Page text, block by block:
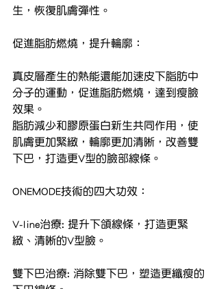
生，恢復肌膚彈性。
促進脂肪燃燒，提升輪廓：
真皮層產生的熱能還能加速皮下脂肪中
分子的運動，促進脂肪燃燒，達到瘦臉
效果。
脂肪減少和膠原蛋白新生共同作用，使
肌膚更加緊緻，輪廓更加清晰，改善雙
下巴，打造更V型的臉部線條。
ONEMODE技術的四大功效：
V-line治療: 提升下頜線條，打造更緊
緻、清晰的V型臉。
雙下巴治療: 消除雙下巴，塑造更纖瘦的